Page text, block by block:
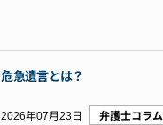
危急遺言とは？
2026年07月23日 弁護士コラム